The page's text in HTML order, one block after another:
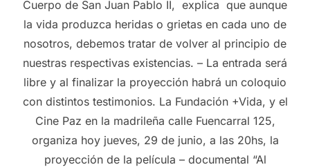
Cuerpo de San Juan Pablo II, explica que aunque
la vida produzca heridas o grietas en cada uno de
nosotros, debemos tratar de volver al principio de
nuestras respectivas existencias. – La entrada será
libre y al finalizar la proyección habrá un coloquio
con distintos testimonios. La Fundación +Vida, y el
Cine Paz en la madrileña calle Fuencarral 125,
organiza hoy jueves, 29 de junio, a las 20hs, la
proyección de la película – documental “Al